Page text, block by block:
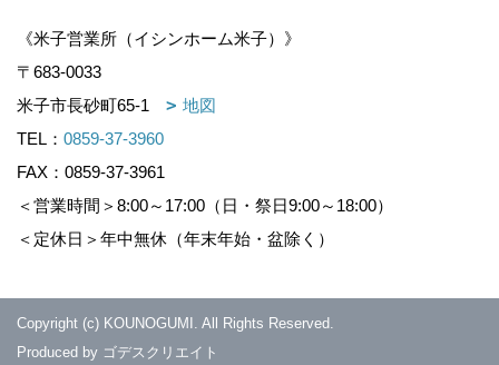
《米子営業所（イシンホーム米子）》
〒683-0033
米子市長砂町65-1
地図
TEL： 0859-37-3960
FAX：0859-37-3961
＜営業時間＞8:00～17:00（日・祭日9:00～18:00）
＜定休日＞年中無休（年末年始・盆除く）
Copyright (c) KOUNOGUMI. All Rights Reserved.
Produced by ゴデスクリエイト